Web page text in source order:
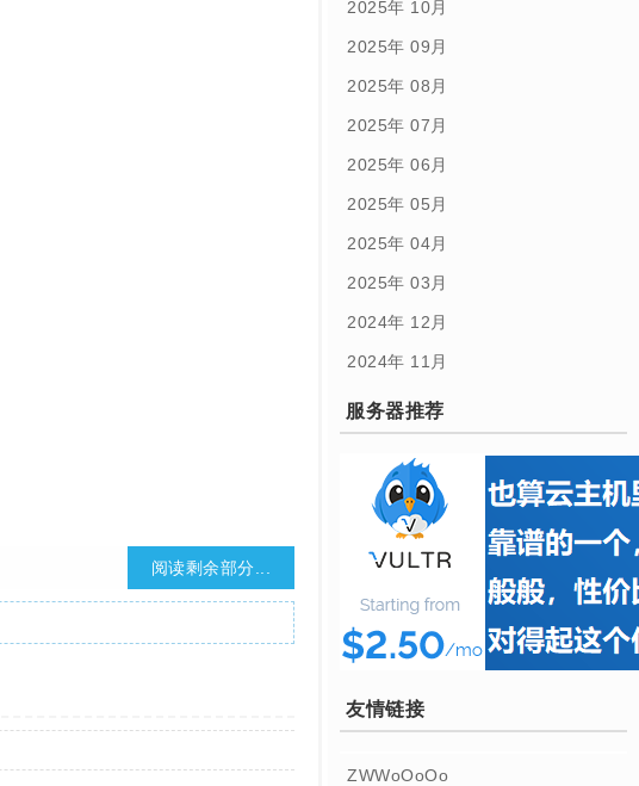
阅读剩余部分...
2025年 10月
2025年 09月
2025年 08月
2025年 07月
2025年 06月
2025年 05月
2025年 04月
2025年 03月
2024年 12月
2024年 11月
服务器推荐
友情链接
ZWWoOoOo